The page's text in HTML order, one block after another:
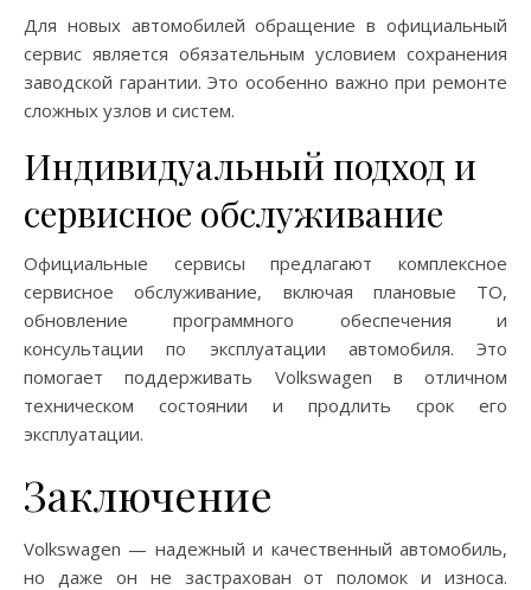
Для новых автомобилей обращение в официальный
сервис является обязательным условием сохранения
заводской гарантии. Это особенно важно при ремонте
сложных узлов и систем.
Индивидуальный подход и
сервисное обслуживание
Официальные сервисы предлагают комплексное
сервисное обслуживание, включая плановые ТО,
обновление программного обеспечения и
консультации по эксплуатации автомобиля. Это
помогает поддерживать Volkswagen в отличном
техническом состоянии и продлить срок его
эксплуатации.
Заключение
Volkswagen — надежный и качественный автомобиль,
но даже он не застрахован от поломок и износа.